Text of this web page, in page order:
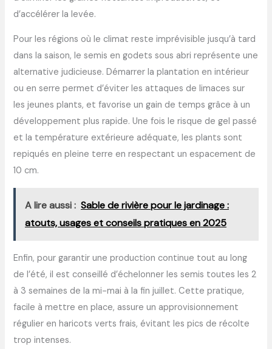
d’accélérer la levée.
Pour les régions où le climat reste imprévisible jusqu’à tard
dans la saison, le semis en godets sous abri représente une
alternative judicieuse. Démarrer la plantation en intérieur
ou en serre permet d’éviter les attaques de limaces sur
les jeunes plants, et favorise un gain de temps grâce à un
développement plus rapide. Une fois le risque de gel passé
et la température extérieure adéquate, les plants sont
repiqués en pleine terre en respectant un espacement de
10 cm.
A lire aussi : Sable de rivière pour le jardinage :
atouts, usages et conseils pratiques en 2025
Enfin, pour garantir une production continue tout au long
de l’été, il est conseillé d’échelonner les semis toutes les 2
à 3 semaines de la mi-mai à la fin juillet. Cette pratique,
facile à mettre en place, assure un approvisionnement
régulier en haricots verts frais, évitant les pics de récolte
trop intenses.